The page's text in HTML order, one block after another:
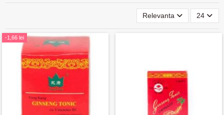
Relevanta 24
-1,66 lei